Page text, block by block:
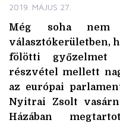
2019. MÁJUS 27.
Még soha
választókerületben,
fölötti
részvétel mellett
az európai
Nyitrai Zsolt
Házában